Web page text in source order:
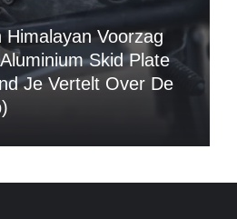
Voorzag
Skid Plate
Je Vertelt Over De